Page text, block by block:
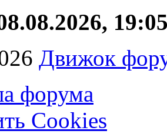
Движок
форума
Cookies